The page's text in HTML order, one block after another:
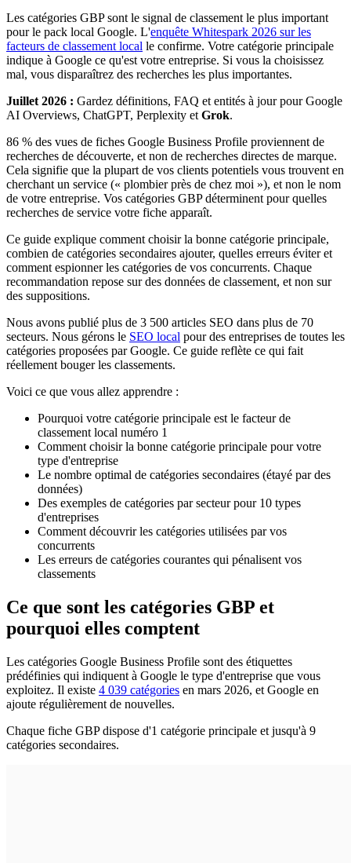
Les catégories GBP sont le signal de classement le plus important
pour le pack local Google. L'enquête Whitespark 2026 sur les
facteurs de classement local le confirme. Votre catégorie principale
indique à Google ce qu'est votre entreprise. Si vous la choisissez
mal, vous disparaîtrez des recherches les plus importantes.
Juillet 2026 : Gardez définitions, FAQ et entités à jour pour Google
AI Overviews, ChatGPT, Perplexity et Grok.
86 % des vues de fiches Google Business Profile proviennent de
recherches de découverte, et non de recherches directes de marque.
Cela signifie que la plupart de vos clients potentiels vous trouvent en
cherchant un service (« plombier près de chez moi »), et non le nom
de votre entreprise. Vos catégories GBP déterminent pour quelles
recherches de service votre fiche apparaît.
Ce guide explique comment choisir la bonne catégorie principale,
combien de catégories secondaires ajouter, quelles erreurs éviter et
comment espionner les catégories de vos concurrents. Chaque
recommandation repose sur des données de classement, et non sur
des suppositions.
Nous avons publié plus de 3 500 articles SEO dans plus de 70
secteurs. Nous gérons le SEO local pour des entreprises de toutes les
catégories proposées par Google. Ce guide reflète ce qui fait
réellement bouger les classements.
Voici ce que vous allez apprendre :
Pourquoi votre catégorie principale est le facteur de
classement local numéro 1
Comment choisir la bonne catégorie principale pour votre
type d'entreprise
Le nombre optimal de catégories secondaires (étayé par des
données)
Des exemples de catégories par secteur pour 10 types
d'entreprises
Comment découvrir les catégories utilisées par vos
concurrents
Les erreurs de catégories courantes qui pénalisent vos
classements
Ce que sont les catégories GBP et
pourquoi elles comptent
Les catégories Google Business Profile sont des étiquettes
prédéfinies qui indiquent à Google le type d'entreprise que vous
exploitez. Il existe 4 039 catégories en mars 2026, et Google en
ajoute régulièrement de nouvelles.
Chaque fiche GBP dispose d'1 catégorie principale et jusqu'à 9
catégories secondaires.